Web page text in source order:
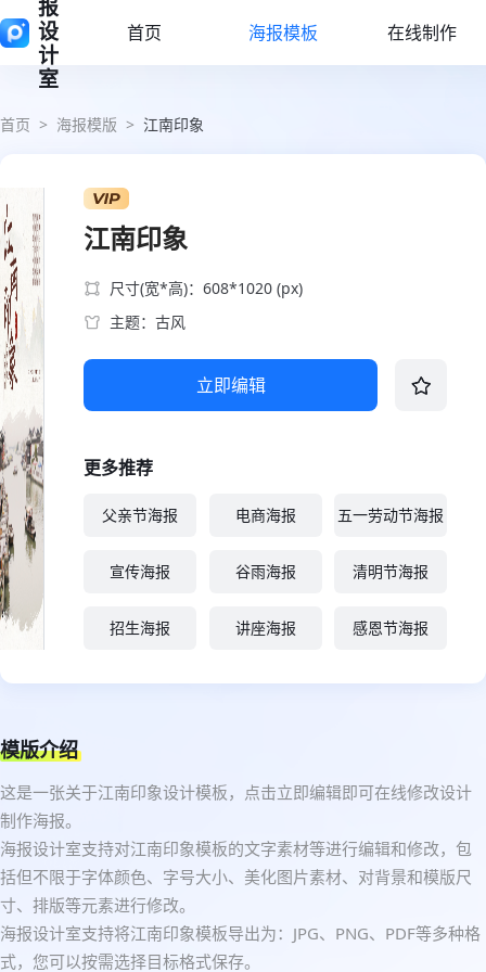
报
设
计
室
首页 海报模板 在线制作
首页 > 海报模版 > 江南印象
江南印象
尺寸(宽*高)：608*1020 (px)
主题：古风
立即编辑
更多推荐
父亲节海报 电商海报 五一劳动节海报
宣传海报 谷雨海报 清明节海报
招生海报 讲座海报 感恩节海报
模版介绍
这是一张关于江南印象设计模板，点击立即编辑即可在线修改设计
制作海报。
海报设计室支持对江南印象模板的文字素材等进行编辑和修改，包
括但不限于字体颜色、字号大小、美化图片素材、对背景和模版尺
寸、排版等元素进行修改。
海报设计室支持将江南印象模板导出为：JPG、PNG、PDF等多种格
式，您可以按需选择目标格式保存。